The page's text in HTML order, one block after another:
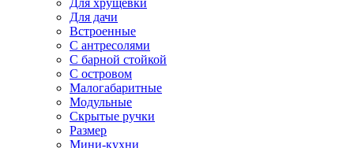
Для хрущевки
Для дачи
Встроенные
С антресолями
С барной стойкой
С островом
Малогабаритные
Модульные
Скрытые ручки
Размер
Мини-кухни